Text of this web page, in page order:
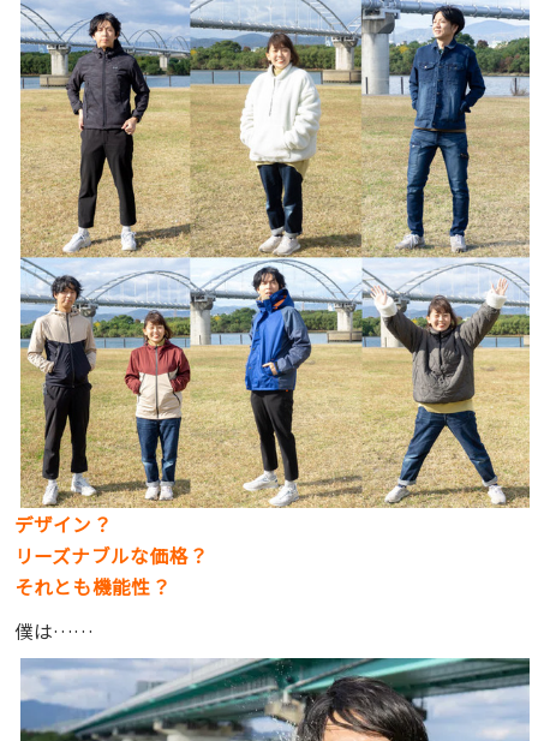
デザイン？
リーズナブルな価格？
それとも機能性？
僕は……